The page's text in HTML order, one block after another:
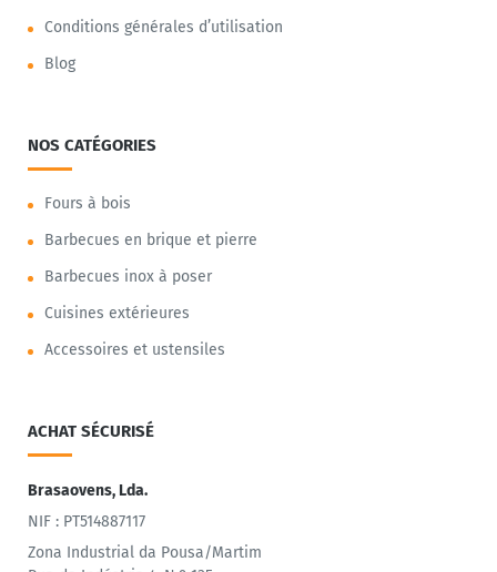
Conditions générales d’utilisation
Blog
NOS CATÉGORIES
Fours à bois
Barbecues en brique et pierre
Barbecues inox à poser
Cuisines extérieures
Accessoires et ustensiles
ACHAT SÉCURISÉ
Brasaovens, Lda.
NIF : PT514887117
Zona Industrial da Pousa/Martim